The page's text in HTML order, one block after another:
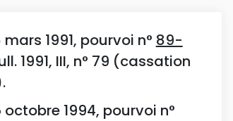
mars 1991, pourvoi n° 89-
1991, III, n° 79 (cassation
octobre 1994, pourvoi n°